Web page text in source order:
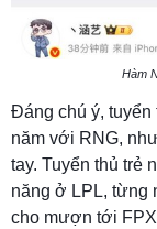
Hàm
Đáng chú ý, tuyển
năm với RNG,
tay. Tuyển thủ trẻ
năng ở LPL, từng
cho mượn tới